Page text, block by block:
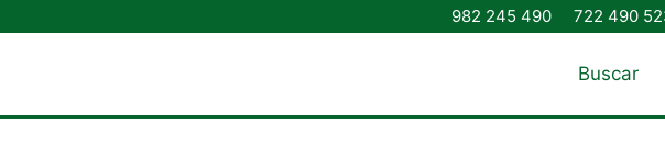
982 245 490 722 490
Buscar